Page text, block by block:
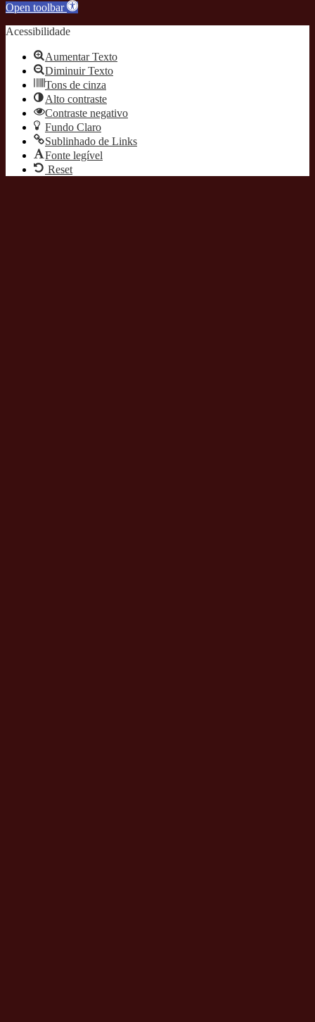
Open toolbar
Acessibilidade
Aumentar Texto
Diminuir Texto
Tons de cinza
Alto contraste
Contraste negativo
Fundo Claro
Sublinhado de Links
Fonte legível
Reset